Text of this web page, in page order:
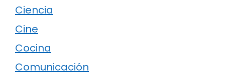
Ciencia
Cine
Cocina
Comunicación